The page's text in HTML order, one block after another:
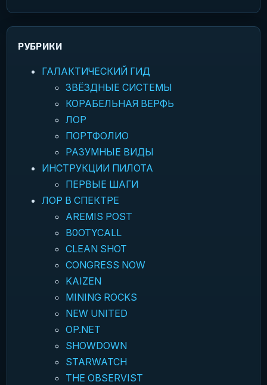
РУБРИКИ
ГАЛАКТИЧЕСКИЙ ГИД
ЗВЁЗДНЫЕ СИСТЕМЫ
КОРАБЕЛЬНАЯ ВЕРФЬ
ЛОР
ПОРТФОЛИО
РАЗУМНЫЕ ВИДЫ
ИНСТРУКЦИИ ПИЛОТА
ПЕРВЫЕ ШАГИ
ЛОР В СПЕКТРЕ
AREMIS POST
B0OTYCALL
CLEAN SHOT
CONGRESS NOW
KAIZEN
MINING ROCKS
NEW UNITED
OP.NET
SHOWDOWN
STARWATCH
THE OBSERVIST